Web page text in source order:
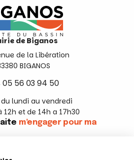
de Biganos
de la Libération
BIGANOS
05 56 03 94 50
lundi au vendredi
12h et de 14h a 17h30
m'engager pour ma